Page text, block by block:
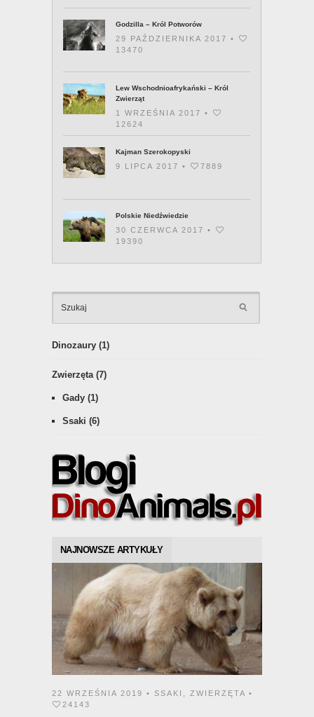
Godzilla – Król Potworów
29 PAŹDZIERNIKA 2017 •
13470
Lew Wschodnioafrykański – Król
Zwierząt
1 WRZEŚNIA 2017 •
12624
Kajman Szerokopyski
9 LIPCA 2017 • 7889
Polskie Niedźwiedzie
30 CZERWCA 2017 •
19390
Dinozaury (1)
Zwierzęta (7)
Gady (1)
Ssaki (6)
NAJNOWSZE ARTYKUŁY
22 WRZEŚNIA 2019 • SSAKI ZWIERZĘTA •
24143